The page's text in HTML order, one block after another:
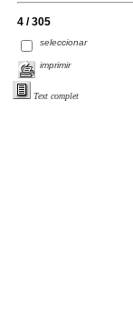
4 / 305
seleccionar
imprimir
Text complet